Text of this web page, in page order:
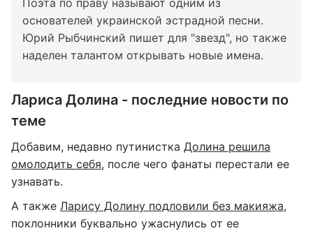
Поэта по праву называют одним из
основателей украинской эстрадной песни.
Юрий Рыбчинский пишет для "звезд", но также
наделен талантом открывать новые имена.
Лариса Долина - последние новости по
теме
Добавим, недавно путинистка Долина решила
омолодить себя, после чего фанаты перестали ее
узнавать.
А также Ларису Долину подловили без макияжа,
поклонники буквально ужаснулись от ее